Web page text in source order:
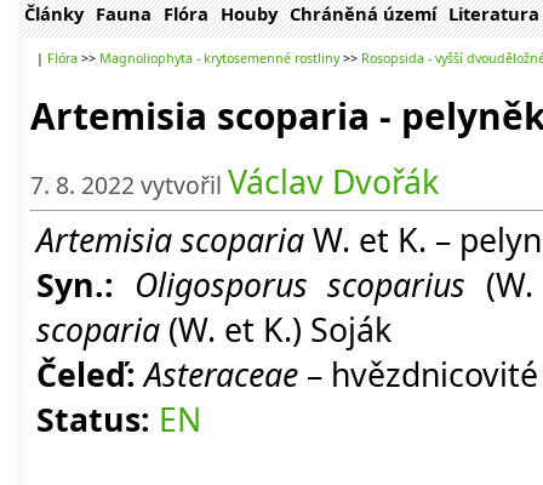
Články Fauna Flóra Houby Chráněná území Literatura
| Flóra >> Magnoliophyta - krytosemenné rostliny>> Rosopsida - vyšší
Artemisia scoparia -
7. 8. 2022 vytvořil Václav Dvořák
Artemisia scopariaW. et K. –
Syn.: Oligosporus scoparius
scoparia (W. et K.) Soják
Čeleď: Asteraceae – hvězdnicovité
Status: EN